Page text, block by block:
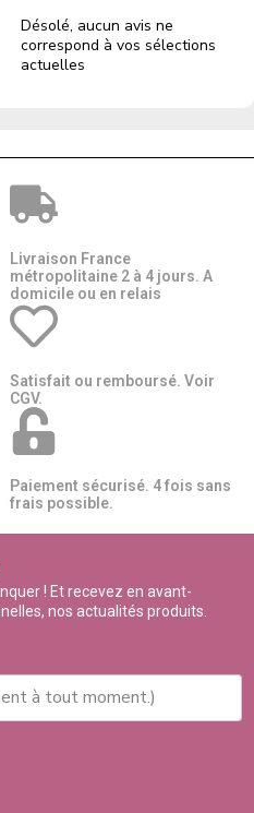
Désolé, aucun avis ne
correspond à vos sélections
actuelles
Livraison France
métropolitaine 2 à 4 jours. A
domicile ou en relais​​
Satisfait ou remboursé. Voir
CGV.
Paiement sécurisé. 4 fois sans
frais possible.
! Et recevez en avant-
nos actualités produits.